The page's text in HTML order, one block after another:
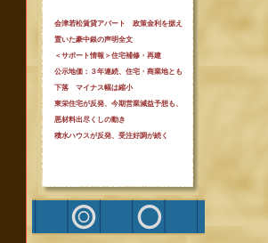
会津若松賃貸アパート 政策金利を据え
置いた豪中銀の声明全文
＜サポート情報＞住宅補修・再建
公示地価：３年連続、住宅・商業地とも
下落 マイナス幅は縮小
東栄住宅が反発、今期営業減益予想も、
悪材料出尽くしの動き
積水ハウスが反発、受注好調が続く